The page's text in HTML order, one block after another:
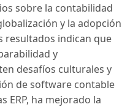
sobre la contabilidad
y la adopción
resultados indican que
y
desafíos culturales y
de software contable
ERP, ha mejorado la